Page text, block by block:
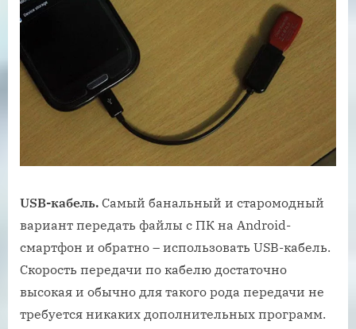
USB-кабель. Самый банальный и старомодный
вариант передать файлы с ПК на Android-
смартфон и обратно – использовать USB-кабель.
Скорость передачи по кабелю достаточно
высокая и обычно для такого рода передачи не
требуется никаких дополнительных программ.